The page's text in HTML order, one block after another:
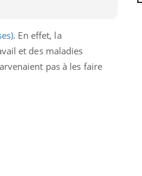
. En effet, la
et des maladies
pas à les faire